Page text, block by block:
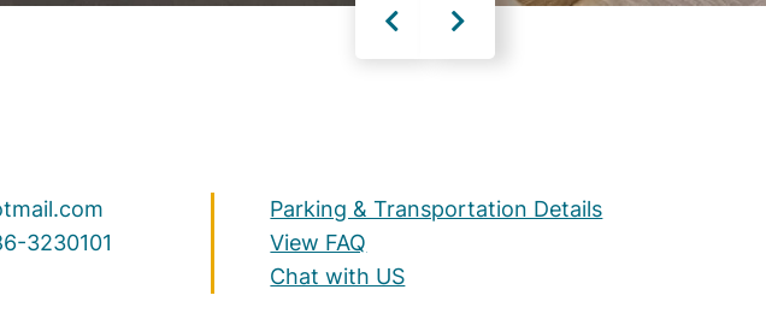
3230101
Parking & Transportation Details
View FAQ
Chat with US